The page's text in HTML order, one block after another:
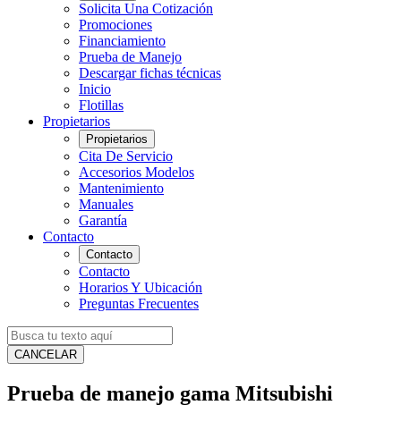
Solicita Una Cotización
Promociones
Financiamiento
Prueba de Manejo
Descargar fichas técnicas
Inicio
Flotillas
Propietarios
Propietarios
Cita De Servicio
Accesorios Modelos
Mantenimiento
Manuales
Garantía
Contacto
Contacto
Contacto
Horarios Y Ubicación
Preguntas Frecuentes
CANCELAR
Prueba de manejo gama Mitsubishi